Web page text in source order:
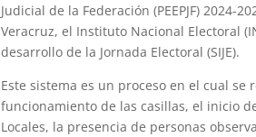
Judicial de la Federación (PEEPJF) 2024-
Veracruz, el Instituto Nacional Electoral
desarrollo de la Jornada Electoral (SIJE).
Este sistema es un proceso en el cual
funcionamiento de las casillas, el inicio
Locales, la presencia de personas